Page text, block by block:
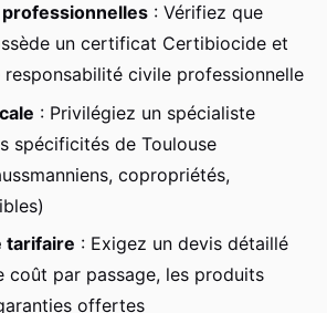
: Vérifiez que
un certificat Certibiocide et
responsabilité civile professionnelle
: Privilégiez un spécialiste
spécificités de Toulouse
copropriétés,
tarifaire : Exigez un devis détaillé
coût par passage, les produits
offertes